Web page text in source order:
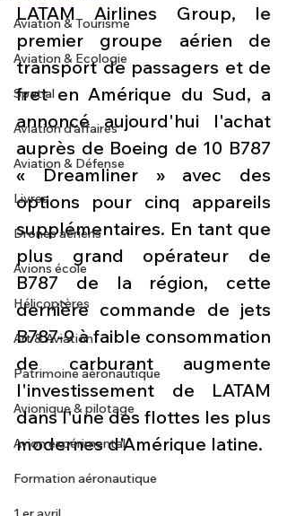
Aviation & Tourisme
Aviation & Ecologie
Spatial
Aviation d'affaires
Aviation & Défense
Livres
Drones aériens
Avions école
Hélicoptères
Art & Aviation
Patrimoine aéronautique
Avionique & pilotage
Avion expérimental
Formation aéronautique
LATAM Airlines Group, le
premier groupe aérien de
transport de passagers et de
fret en Amérique du Sud, a
annoncé aujourd'hui l'achat
auprès de Boeing de 10 B787
« Dreamliner » avec des
options pour cinq appareils
supplémentaires. En tant que
plus grand opérateur de
B787 de la région, cette
dernière commande de jets
B787-9 à faible consommation
de carburant augmente
l'investissement de LATAM
dans l'une des flottes les plus
modernes d'Amérique latine.